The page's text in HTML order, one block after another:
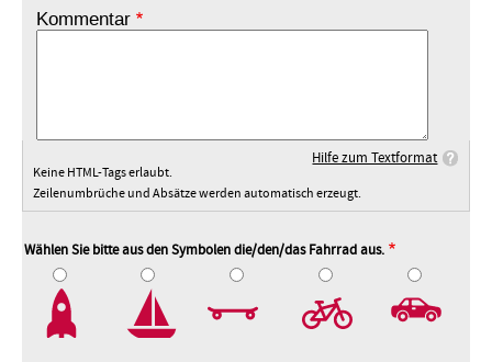
Kommentar
Hilfe zum Textformat
Keine HTML-Tags erlaubt.
Zeilenumbrüche und Absätze werden automatisch erzeugt.
Wählen Sie bitte aus den Symbolen die/den/das Fahrrad aus.